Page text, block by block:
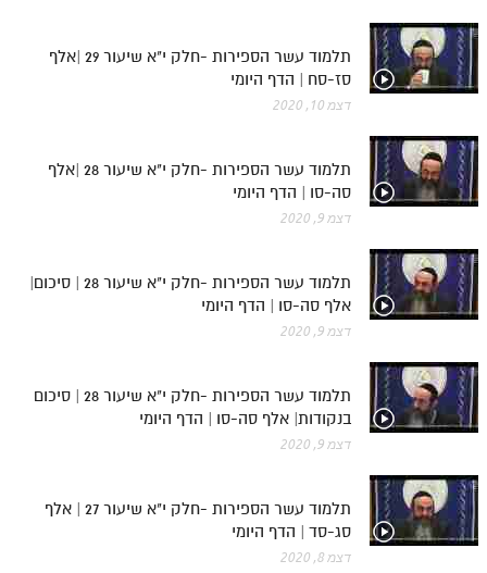
תלמוד עשר הספירות -חלק י"א שיעור 29 |אלף
סז-סח | הדף היומי
דצמ 10, 2020
תלמוד עשר הספירות -חלק י"א שיעור 28 |אלף
סה-סו | הדף היומי
דצמ 9, 2020
תלמוד עשר הספירות -חלק י"א שיעור 28 | סיכום|
אלף סה-סו | הדף היומי
דצמ 9, 2020
תלמוד עשר הספירות -חלק י"א שיעור 28 | סיכום
בנקודות| אלף סה-סו | הדף היומי
דצמ 9, 2020
תלמוד עשר הספירות -חלק י"א שיעור 27 | אלף
סג-סד | הדף היומי
דצמ 8, 2020